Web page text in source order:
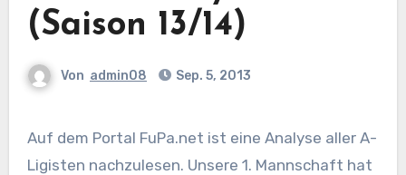
(Saison 13/14)
Von admin08 Sep. 5, 2013
Auf dem Portal FuPa.net ist eine Analyse aller A-
Ligisten nachzulesen. Unsere 1. Mannschaft hat